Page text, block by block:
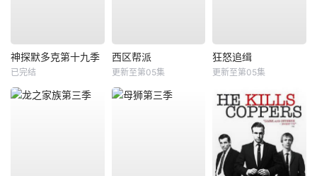
神探默多克第十九季
已完结
西区帮派
更新至第05集
狂怒追缉
更新至第05集